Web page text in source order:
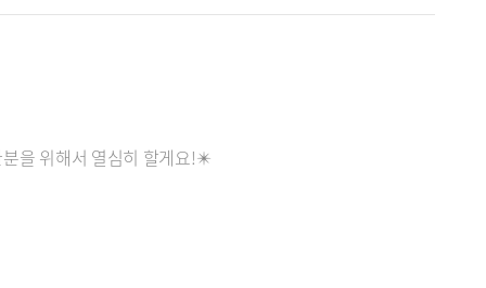
을 위해서 열심히 할게요!✴️